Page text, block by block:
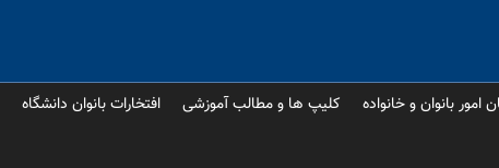
امور بانوان و خانواده کلیپ ها و مطالب آموزشی افتخارات بانوان دانشگاه